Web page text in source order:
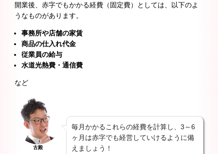
開業後、赤字でもかかる経費（固定費）としては、以下のよ
うなものがあります。
事務所や店舗の家賃
商品の仕入れ代金
従業員の給与
水道光熱費・通信費
など
古殿
毎月かかるこれらの経費を計算し、3～6
ヶ月は赤字でも経営していけるように備
えましょう！